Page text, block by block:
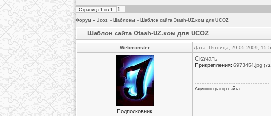
Страница 1 из 1 1
Форум » Ucoz » Шаблоны » Шаблон сайта Otash-UZ.ком для UCOZ
Шаблон сайта Otash-UZ.ком для UCOZ
Webmonster Дата: Пятница, 29.05.2009,
Подполковник
Скачать
Прикрепления: 6973454.jpg
Администратор сайта